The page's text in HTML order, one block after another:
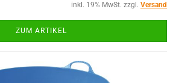
inkl. 19% MwSt. zzgl. Versand
ZUM ARTIKEL